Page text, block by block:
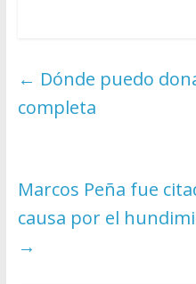
← Dónde puedo
completa
Marcos Peña fue
causa por el
→